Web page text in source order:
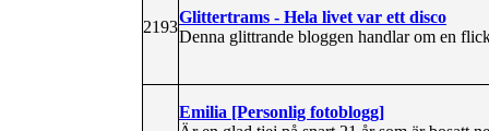
2193
Glittertrams - Hela livet var ett disco
Denna glittrande bloggen handlar om en
Emilia [Personlig fotoblogg]